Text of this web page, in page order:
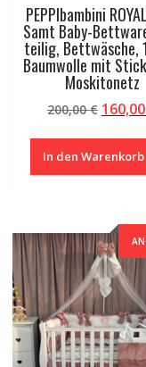
PEPPIbambini
Samt Baby-
teilig, Bettwäsche,
Baumwolle mit
Moskitonetz
200,00€
war:
160,00
In den Warenkorb